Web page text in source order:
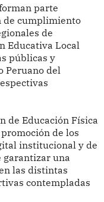
parte
de cumplimiento
de
Educativa Local
públicas y
Peruano del
de Educación Física
de los
institucional y de
garantizar una
las distintas
contempladas